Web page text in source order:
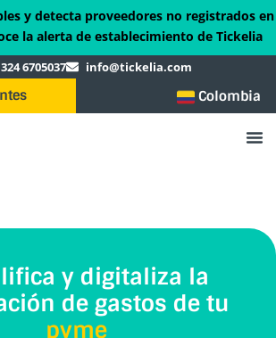
y detecta proveedores no registrados en
la alerta de establecimiento de Tickelia
6705037 info@tickelia.com
Colombia
y digitaliza la
de gastos de tu
pyme